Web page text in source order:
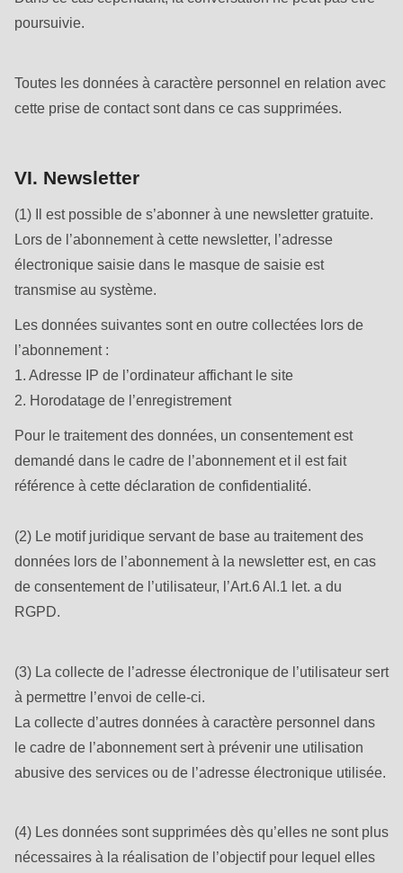
poursuivie.
Toutes les données à caractère personnel en relation avec
cette prise de contact sont dans ce cas supprimées.
VI. Newsletter
(1) Il est possible de s’abonner à une newsletter gratuite.
Lors de l’abonnement à cette newsletter, l’adresse
électronique saisie dans le masque de saisie est
transmise au système.
Les données suivantes sont en outre collectées lors de
l’abonnement :
1. Adresse IP de l’ordinateur affichant le site
2. Horodatage de l’enregistrement
Pour le traitement des données, un consentement est
demandé dans le cadre de l’abonnement et il est fait
référence à cette déclaration de confidentialité.
(2) Le motif juridique servant de base au traitement des
données lors de l’abonnement à la newsletter est, en cas
de consentement de l’utilisateur, l’Art.6 Al.1 let. a du
RGPD.
(3) La collecte de l’adresse électronique de l’utilisateur sert
à permettre l’envoi de celle-ci.
La collecte d’autres données à caractère personnel dans
le cadre de l’abonnement sert à prévenir une utilisation
abusive des services ou de l’adresse électronique utilisée.
(4) Les données sont supprimées dès qu’elles ne sont plus
nécessaires à la réalisation de l’objectif pour lequel elles